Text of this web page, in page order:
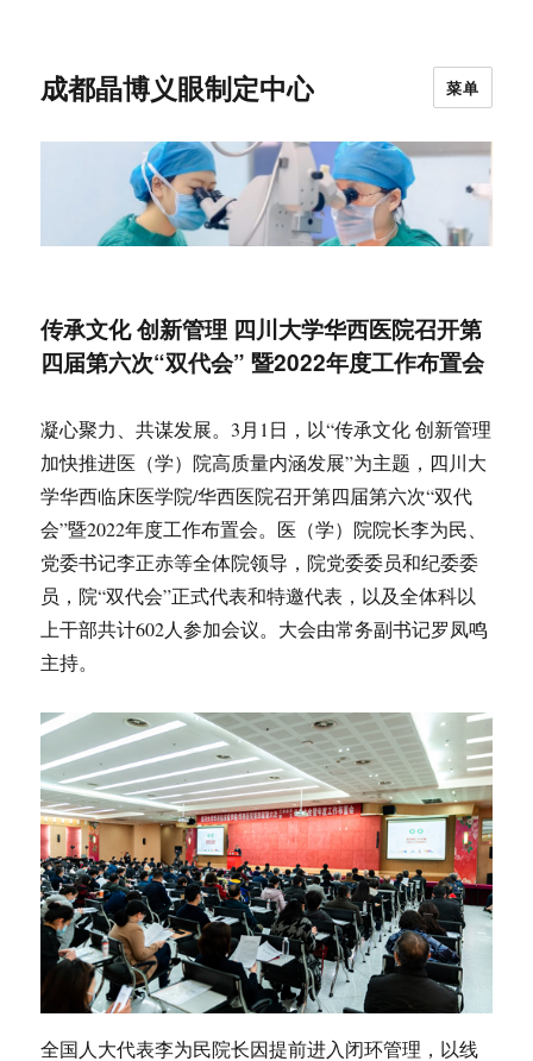
成都晶博义眼制定中心 菜单
传承文化 创新管理 四川大学华西医院召开第
四届第六次“双代会” 暨2022年度工作布置会
凝心聚力、共谋发展。3月1日，以“传承文化 创新管理
加快推进医（学）院高质量内涵发展”为主题，四川大
学华西临床医学院/华西医院召开第四届第六次“双代
会”暨2022年度工作布置会。医（学）院院长李为民、
党委书记李正赤等全体院领导，院党委委员和纪委委
员，院“双代会”正式代表和特邀代表，以及全体科以
上干部共计602人参加会议。大会由常务副书记罗凤鸣
主持。
全国人大代表李为民院长因提前进入闭环管理，以线